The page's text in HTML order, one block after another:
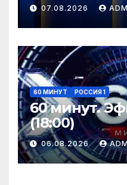
07.08.2026
60 МИНУТ РОССИЯ 1
60 минут.
(18:00)
06.08.2026